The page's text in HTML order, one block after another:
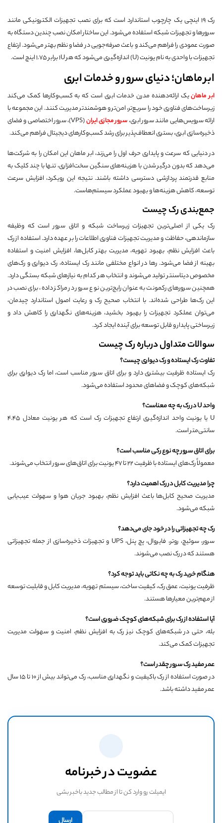
رک ۱۹ اینچی یک چارچوب استاندارد است که برای نصب تجهیزات الکترونیکی مانند
سرورها و تجهیزات شبکه استفاده می‌شود. این ساختار امکان نصب چندین دستگاه به
صورت عمودی را فراهم می‌کند و باعث صرفه‌جویی در فضا و نظم بهتر می‌شود. ارتفاع
تجهیزات با واحدی به نام یونیت (U) اندازه‌گیری می‌شود که هر ۱U برابر ۱.۷۵ اینچ است.
ابر ماهان؛ دنیای سرور و خدمات ابری
ابر ماهانیک ارائه‌دهنده مدرن خدمات ابری است که به کسب‌وکارها کمک می‌کند
زیرساخت‌های فناوری خود را سریع‌تر، امن‌تر و هوشمندتر مدیریت کنند. این مجموعه با
ارائه سرویس‌هایی مانند سرور ابری،سرور مجازی ایران
(VPS)، سرور اختصاصی و فضای
ذخیره‌سازی ابری، بستری انعطاف‌پذیر برای رشد کسب‌وکارهای دیجیتال فراهم می‌کند.
در دنیایی که سرعت و پایداری حرف اول را می‌زند، ابر ماهان این امکان را به شرکت‌ها
می‌دهد که بدون درگیر شدن با هزینه‌های سنگین سخت‌افزاری، تنها با چند کلیک به
منابع قدرتمند پردازشی دسترسی داشته باشند. نتیجه این رویکرد، افزایش سرعت
توسعه، کاهش هزینه‌ها و بهبود عملکرد سیستم‌هاست.
جمع‌بندی رک چیست
رک یکی از اصلی‌ترین تجهیزات زیرساخت شبکه و اتاق سرور است که وظیفه
سازماندهی، حفاظت و مدیریت تجهیزات فناوری اطلاعات را بر عهده دارد. استفاده از رک
باعث افزایش نظم، بهبود تهویه، مدیریت بهتر کابل‌ها، افزایش امنیت و استفاده
بهینه از فضا می‌شود. ر‌ها در انواع مختلفی مانند رک ایستاده، رک دیواری و رک‌های
مخصوص دیتاسنتر تولید می‌شوند و انتخاب هر کدام به نیازهای شبکه بستگی دارد.
همچنین سرورهای رکمونت به عنوان رایج‌ترین نوع سرور در مراکز داده، برای نصب در
این رک‌ها طراحی شده‌اند. با انتخاب صحیح رک و رعایت اصول استاندارد چیدمان،
می‌توان عملکرد تجهیزات را بهبود بخشید، هزینه‌های نگهداری را کاهش داد و
زیرساختی پایدار و قابل توسعه برای آینده ایجاد کرد.
سوالات متداول درباره رک چیست
تفاوت رک ایستاده و رک دیواری چیست؟
رک ایستاده ظرفیت بیشتری دارد و برای اتاق سرور مناسب است، اما رک دیواری برای
شبکه‌های کوچک و فضاهای محدود استفاده می‌شود.
واحد
در رک به چه معناست؟
U یا یونیت واحد اندازه‌گیری ارتفاع تجهیزات رک است که هر یونیت معادل ۴.۴۵
سانتی‌متر است.
برای اتاق سرور چه نوع رکی مناسب است؟
معمولاً رک‌های ایستاده با ظرفیت ۲۲ تا ۴۷ یونیت برای اتاق‌های سرور انتخاب می‌شوند.
چرا مدیریت کابل در رک اهمیت دارد؟
مدیریت صحیح کابل‌ها باعث افزایش نظم، بهبود جریان هوا و سهولت عیب‌یابی
شبکه می‌شود.
رک چه تجهیزاتی را در خود جای می‌دهد؟
سرور، سوئیچ، روتر، فایروال، پچ پنل، UPS و تجهیزات ذخیره‌سازی از جمله تجهیزاتی
هستند که در رک نصب می‌شوند.
هنگام خرید رک به چه نکاتی باید توجه کرد؟
ظرفیت یونیت، عمق رک، کیفیت ساخت، سیستم تهویه، مدیریت کابل و قابلیت توسعه
از مهم‌ترین معیارها هستند.
آیا استفاده از رک برای شبکه‌های کوچک ضروری است؟
بله، حتی در شبکه‌های کوچک نیز رک به افزایش نظم، امنیت و سهولت مدیریت
تجهیزات کمک می‌کند.
عمر مفید رک سرور چقدر است؟
در صورت استفاده از رک باکیفیت و نگهداری مناسب، رک می‌تواند بیش از ۱۰ تا ۱۵ سال
عمر مفید داشته باشد.
عضویت در خبرنامه
ایمیلت رو وارد کن تا از مطالب جدید باخبر بشی